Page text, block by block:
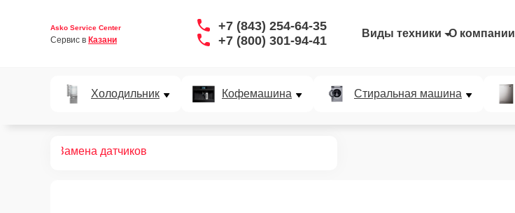
Asko Service Center
Сервис в Казани
+7 (843) 254-64-35
+7 (800) 301-94-41
Виды техники О компании
Холодильник Кофемашина Стиральная машина
Замена датчиков